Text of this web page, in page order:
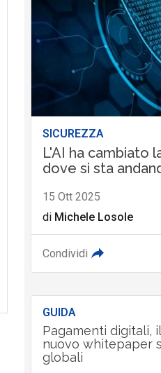
SICUREZZA
L'AI ha cambiato
dove si sta
15 Ott 2025
di Michele Losole
Condividi
GUIDA
Pagamenti digitali,
nuovo whitepaper
globali